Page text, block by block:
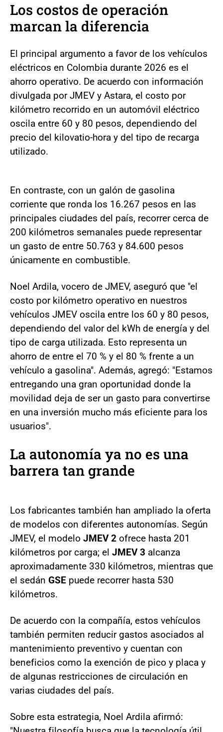
Los costos de operación
marcan la diferencia
El principal argumento a favor de los vehículos
eléctricos en Colombia durante 2026 es el
ahorro operativo. De acuerdo con información
divulgada por JMEV y Astara, el costo por
kilómetro recorrido en un automóvil eléctrico
oscila entre 60 y 80 pesos, dependiendo del
precio del kilovatio-hora y del tipo de recarga
utilizado.
En contraste, con un galón de gasolina
corriente que ronda los 16.267 pesos en las
principales ciudades del país, recorrer cerca de
200 kilómetros semanales puede representar
un gasto de entre 50.763 y 84.600 pesos
únicamente en combustible.
Noel Ardila, vocero de JMEV, aseguró que "el
costo por kilómetro operativo en nuestros
vehículos JMEV oscila entre los 60 y 80 pesos,
dependiendo del valor del kWh de energía y del
tipo de carga utilizada. Esto representa un
ahorro de entre el 70 % y el 80 % frente a un
vehículo a gasolina". Además, agregó: "Estamos
entregando una gran oportunidad donde la
movilidad deja de ser un gasto para convertirse
en una inversión mucho más eficiente para los
usuarios".
La autonomía ya no es una
barrera tan grande
Los fabricantes también han ampliado la oferta
de modelos con diferentes autonomías. Según
JMEV, el modelo JMEV 2 ofrece hasta 201
kilómetros por carga; el JMEV 3 alcanza
aproximadamente 330 kilómetros, mientras que
el sedán GSE puede recorrer hasta 530
kilómetros.
De acuerdo con la compañía, estos vehículos
también permiten reducir gastos asociados al
mantenimiento preventivo y cuentan con
beneficios como la exención de pico y placa y
de algunas restricciones de circulación en
varias ciudades del país.
Sobre esta estrategia, Noel Ardila afirmó: